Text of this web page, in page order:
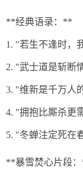
**经典语录：**
1. "若生不逢时，
2. "武士道是斩断
3. "维新是千万人
4. "拥抱比厮杀更
5. "冬蝉注定死在
**暴雪焚心片段